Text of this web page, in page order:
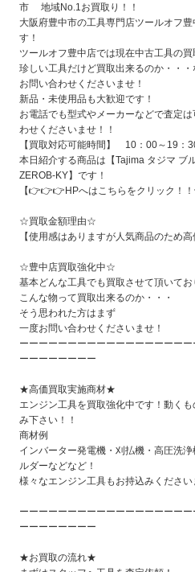
市 地域No.1お買取り！！
大阪府豊中市の工具専門店ツールオフ
す！
ツールオフ豊中店では現在中古工具の買
珍しい工具だけど買取出来るのか・・
お問い合わせくださいませ！
新品・未使用品も大歓迎です！
お電話でも型式やメーカーなどで査定
わせくださいませ！！
【買取対応可能時間】 10：00～19：
本日紹介する商品は【Tajima タジマ ブ
ZEROB-KY】です！
【👉👉👉HPへはこちらをクリック！！
☆買取金額理由☆
【使用感はありますが人気商品のため
☆豊中店買取強化中☆
基本どんな工具でも買取させて頂いてお
こんな物って買取出来るのか・・・
そう思われた方はまず
一度お問い合わせくださいませ！
ーーーーーーーーーーーーーーーーー
ーーーーーーーー
★高価買取実施商材★
エンジン工具を買取強化中です！動く
み下さい！！
商材例
インバーター発電機・刈払機・高圧洗
ルダーなどなど！
様々なエンジン工具もお持込みください
ーーーーーーーーーーーーーーーーー
ーーーーーーーー
★お買取の流れ★